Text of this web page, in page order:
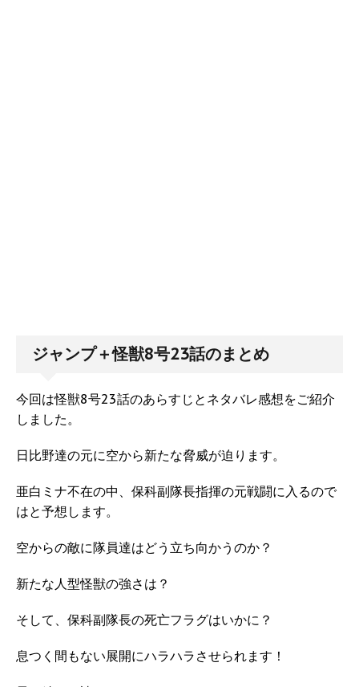
ジャンプ＋怪獣8号23話のまとめ
今回は怪獣8号23話のあらすじとネタバレ感想をご紹介
しました。
日比野達の元に空から新たな脅威が迫ります。
亜白ミナ不在の中、保科副隊長指揮の元戦闘に入るので
はと予想します。
空からの敵に隊員達はどう立ち向かうのか？
新たな人型怪獣の強さは？
そして、保科副隊長の死亡フラグはいかに？
息つく間もない展開にハラハラさせられます！